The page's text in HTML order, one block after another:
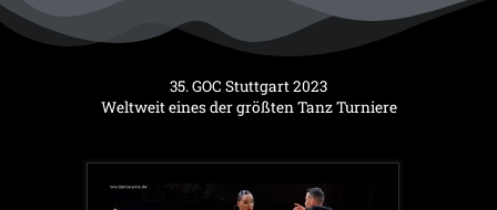
35. GOC Stuttgart 2023
Weltweit eines der größten Tanz Turniere